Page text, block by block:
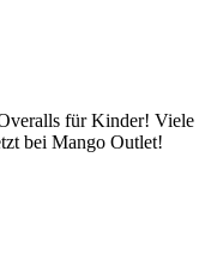
für Kinder! Viele
bei Mango Outlet!